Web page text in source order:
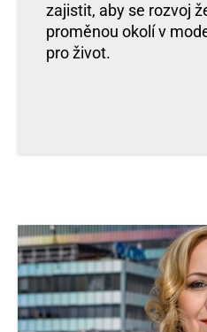
zajistit, aby se rozvoj
proměnou okolí v
pro život.